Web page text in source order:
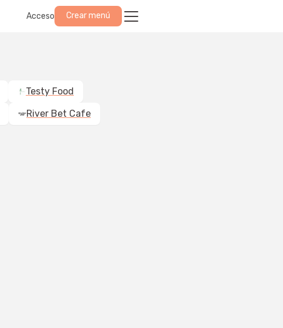
Acceso Crear menú
Testy Food
River Bet Cafe